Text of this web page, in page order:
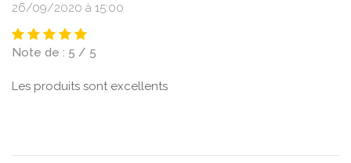
26/09/2020 à 15:00
Note de : 5 / 5
Les produits sont excellents